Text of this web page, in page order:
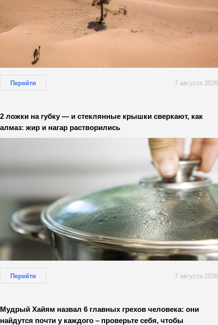
Перейти 7 августа 2026
2 ложки на губку — и стеклянные крышки сверкают, как
алмаз: жир и нагар растворились
Перейти 7 августа 2026
Мудрый Хайям назвал 6 главных грехов человека: они
найдутся почти у каждого – проверьте себя, чтобы